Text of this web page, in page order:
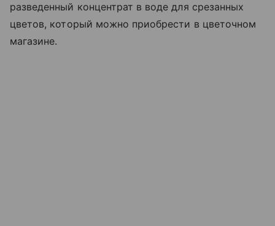
разведенный концентрат в воде для срезанных
цветов, который можно приобрести в цветочном
магазине.